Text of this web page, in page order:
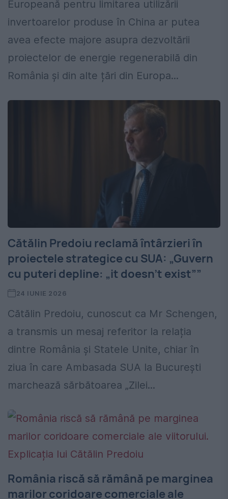
Europeană pentru limitarea utilizării
invertoarelor produse în China ar putea
avea efecte majore asupra dezvoltării
proiectelor de energie regenerabilă din
România și din alte țări din Europa...
Cătălin Predoiu reclamă întârzieri în
proiectele strategice cu SUA: „Guvern
cu puteri depline: „it doesn’t exist””
24 IUNIE 2026
Cătălin Predoiu, cunoscut ca Mr Schengen,
a transmis un mesaj referitor la relația
dintre România și Statele Unite, chiar în
ziua în care Ambasada SUA la București
marchează sărbătoarea „Zilei...
România riscă să rămână pe marginea
marilor coridoare comerciale ale